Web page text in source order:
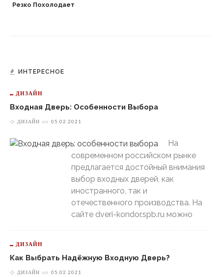
Резко Похолодает
ИНТЕРЕСНОЕ
ДИЗАЙН
Входная Дверь: Особенности Выбора
ДИЗАЙН on 05.02.2021
На
современном российском рынке
предлагается достойный внимания
выбор входных дверей, как
иностранного, так и
отечественного производства. На
сайте dveri-kondor.spb.ru можно
ДИЗАЙН
Как Выбрать Надёжную Входную Дверь?
ДИЗАЙН on 05.02.2021